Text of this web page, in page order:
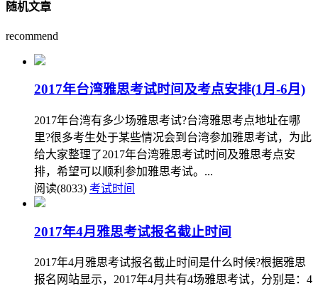
随机文章
recommend
2017年台湾雅思考试时间及考点安排(1月-6月)
2017年台湾有多少场雅思考试?台湾雅思考点地址在哪
里?很多考生处于某些情况会到台湾参加雅思考试，为此
给大家整理了2017年台湾雅思考试时间及雅思考点安
排，希望可以顺利参加雅思考试。...
阅读(8033) 考试时间
2017年4月雅思考试报名截止时间
2017年4月雅思考试报名截止时间是什么时候?根据雅思
报名网站显示，2017年4月共有4场雅思考试，分别是：4